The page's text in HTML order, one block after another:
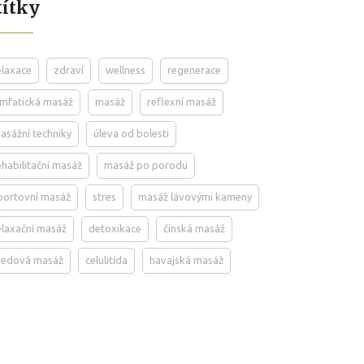
zdraví wellness regenerace
masáž masáž reflexní masáž
techniky úleva od bolesti
masáž masáž po porodu
masáž stres masáž lávovými kameny
masáž detoxikace čínská masáž
masáž celulitida havajská masáž